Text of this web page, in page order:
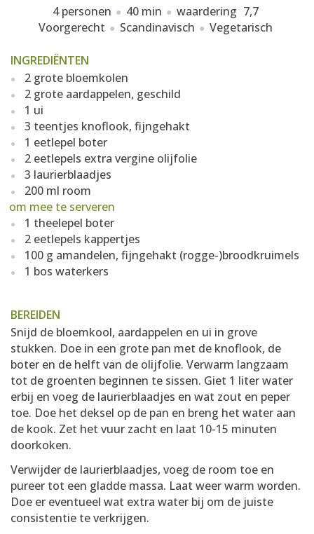
4 personen 40 min waardering 7,7
Voorgerecht
Scandinavisch Vegetarisch
INGREDIËNTEN
2 grote bloemkolen
2 grote aardappelen, geschild
1 ui
3 teentjes knoflook, fijngehakt
1 eetlepel boter
2 eetlepels extra vergine olijfolie
3 laurierblaadjes
200 ml room
om mee te serveren
1 theelepel boter
2 eetlepels kappertjes
100 g amandelen, fijngehakt (rogge-)broodkruimels
1 bos waterkers
BEREIDEN
Snijd de bloemkool, aardappelen en ui in grove
stukken. Doe in een grote pan met de knoflook, de
boter en de helft van de olijfolie. Verwarm langzaam
tot de groenten beginnen te sissen. Giet 1 liter water
erbij en voeg de laurierblaadjes en wat zout en peper
toe. Doe het deksel op de pan en breng het water aan
de kook. Zet het vuur zacht en laat 10-15 minuten
doorkoken.
Verwijder de laurierblaadjes, voeg de room toe en
pureer tot een gladde massa. Laat weer warm worden.
Doe er eventueel wat extra water bij om de juiste
consistentie te verkrijgen.